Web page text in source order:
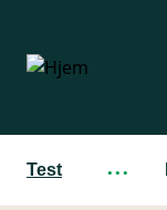
hovedindhold
Test ···